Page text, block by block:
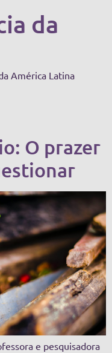
da
América Latina
O prazer
e pesquisadora